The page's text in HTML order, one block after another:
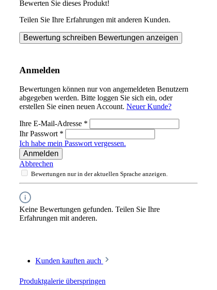
Bewerten Sie dieses Produkt!
Teilen Sie Ihre Erfahrungen mit anderen Kunden.
Bewertung schreiben Bewertungen anzeigen
Anmelden
Bewertungen können nur von angemeldeten Benutzern
abgegeben werden. Bitte loggen Sie sich ein, oder
erstellen Sie einen neuen Account. Neuer Kunde?
Ihre E-Mail-Adresse *
Ihr Passwort *
Ich habe mein Passwort vergessen.
Anmelden
Abbrechen
Bewertungen nur in der aktuellen Sprache anzeigen.
Keine Bewertungen gefunden. Teilen Sie Ihre
Erfahrungen mit anderen.
Kunden kauften auch
Produktgalerie überspringen